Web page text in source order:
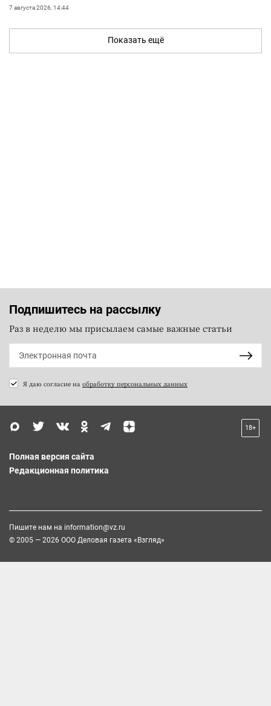
7 августа 2026, 14:44
Показать ещё
Подпишитесь на рассылку
Раз в неделю мы присылаем самые важные статьи
Я даю согласие на обработку персональных данных
18+
Полная версия сайта
Редакционная политика
Пишите нам на information@vz.ru
© 2005 — 2026 ООО Деловая газета «Взгляд»